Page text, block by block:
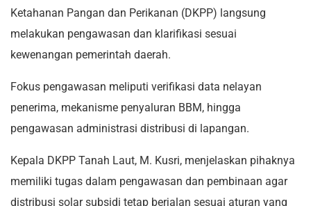
Ketahanan Pangan dan Perikanan (DKPP) langsung
melakukan pengawasan dan klarifikasi sesuai
kewenangan pemerintah daerah.
Fokus pengawasan meliputi verifikasi data nelayan
penerima, mekanisme penyaluran BBM, hingga
pengawasan administrasi distribusi di lapangan.
Kepala DKPP Tanah Laut, M. Kusri, menjelaskan pihaknya
memiliki tugas dalam pengawasan dan pembinaan agar
distribusi solar subsidi tetap berjalan sesuai aturan yang